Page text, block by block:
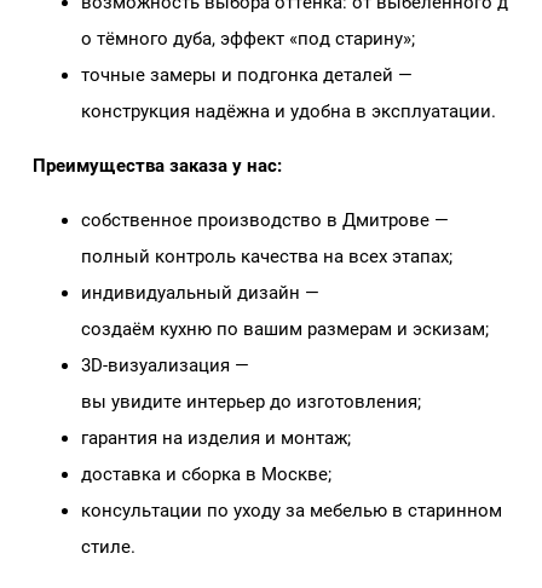
о тёмного дуба, эффект «под старину»;
точные замеры и подгонка деталей —
конструкция надёжна и удобна в эксплуатации.
Преимущества заказа у нас:
собственное производство в Дмитрове —
полный контроль качества на всех этапах;
индивидуальный дизайн —
создаём кухню по вашим размерам и эскизам;
3D‑визуализация —
вы увидите интерьер до изготовления;
гарантия на изделия и монтаж;
доставка и сборка в Москве;
консультации по уходу за мебелью в старинном
стиле.